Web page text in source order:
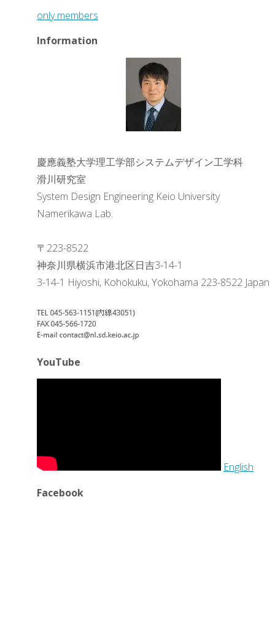
only members
Information
慶應義塾大学理工学部システムデザイン工学科
滑川研究室
System Design Engineering Keio University
Namerikawa Lab.
〒223-8522
神奈川県横浜市港北区日吉3-14-1
3-14-1 Hiyoshi, Kohokuku, Yokohama 223-8522 Japan
YouTube
English
Facebook